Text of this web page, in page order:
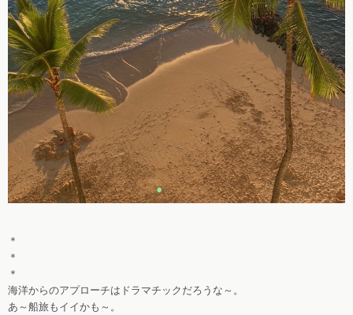
＊
＊
＊
海洋からのアプローチはドラマチックだろうな～。
あ～船旅もイイかも～。